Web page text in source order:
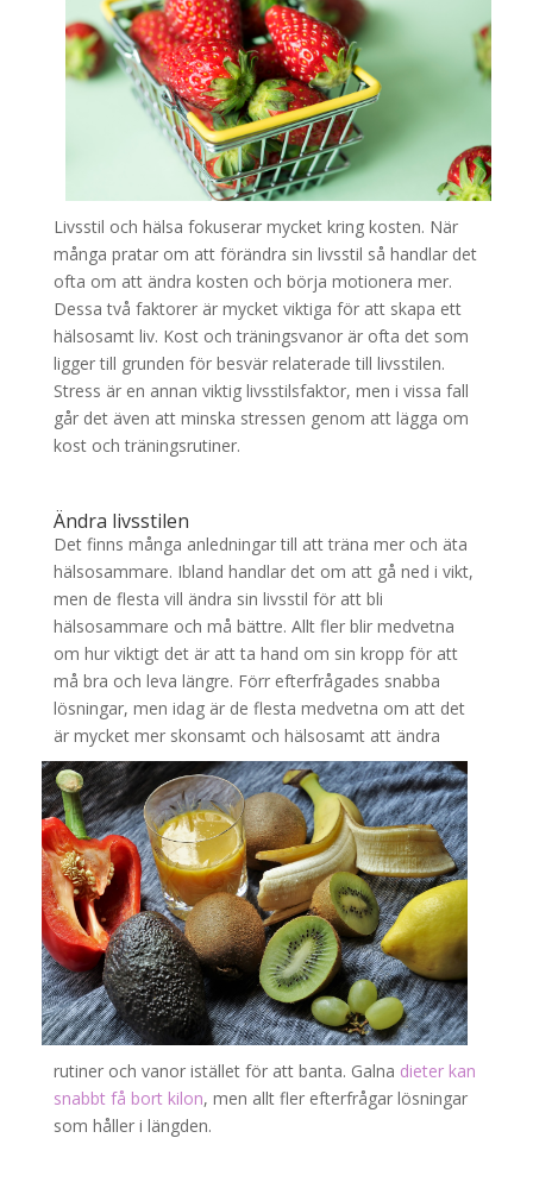
Livsstil och hälsa fokuserar mycket kring kosten. När
många pratar om att förändra sin livsstil så handlar det
ofta om att ändra kosten och börja motionera mer.
Dessa två faktorer är mycket viktiga för att skapa ett
hälsosamt liv. Kost och träningsvanor är ofta det som
ligger till grunden för besvär relaterade till livsstilen.
Stress är en annan viktig livsstilsfaktor, men i vissa fall
går det även att minska stressen genom att lägga om
kost och träningsrutiner.
Ändra livsstilen
Det finns många anledningar till att träna mer och äta
hälsosammare. Ibland handlar det om att gå ned i vikt,
men de flesta vill ändra sin livsstil för att bli
hälsosammare och må bättre. Allt fler blir medvetna
om hur viktigt det är att ta hand om sin kropp för att
må bra och leva längre. Förr efterfrågades snabba
lösningar, men idag är de flesta medvetna om att det
är mycket merskonsamt och hälsosamt att ändra
rutiner och vanor istället för att banta. Galna dieter kan
snabbt få bort kilon, men allt fler efterfrågar lösningar
som håller i längden.